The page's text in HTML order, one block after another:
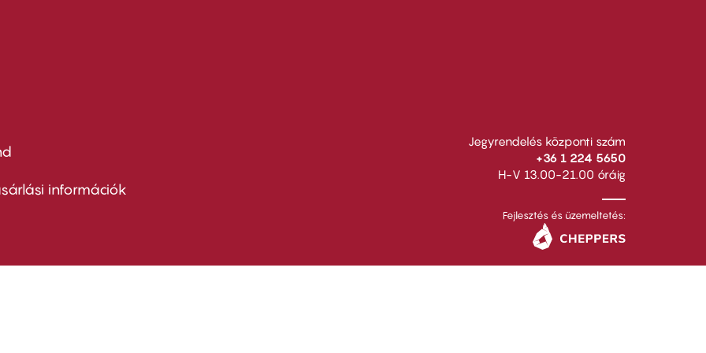
információk
Jegyrendelés központi szám
+36 1 224 5650
H-V 13.00-21.00 óráig
Fejlesztés és üzemeltetés: